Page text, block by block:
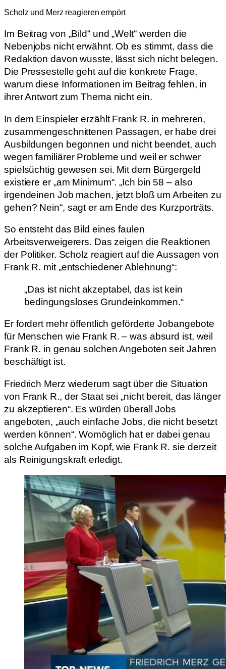
Scholz und Merz reagieren empört
Im Beitrag von „Bild“ und „Welt“ werden die
Nebenjobs nicht erwähnt. Ob es stimmt, dass die
Redaktion davon wusste, lässt sich nicht belegen.
Die Pressestelle geht auf die konkrete Frage,
warum diese Informationen im Beitrag fehlen, in
ihrer Antwort zum Thema nicht ein.
In dem Einspieler erzählt Frank R. in mehreren,
zusammengeschnittenen Passagen, er habe drei
Ausbildungen begonnen und nicht beendet, auch
wegen familiärer Probleme und weil er schwer
spielsüchtig gewesen sei. Mit dem Bürgergeld
existiere er „am Minimum“. „Ich bin 58 – also
irgendeinen Job machen, jetzt bloß um Arbeiten zu
gehen? Nein“, sagt er am Ende des Kurzporträts.
So entsteht das Bild eines faulen
Arbeitsverweigerers. Das zeigen die Reaktionen
der Politiker. Scholz reagiert auf die Aussagen von
Frank R. mit „entschiedener Ablehnung“:
„Das ist nicht akzeptabel, das ist kein
bedingungsloses Grundeinkommen.“
Er fordert mehr öffentlich geförderte Jobangebote
für Menschen wie Frank R. – was absurd ist, weil
Frank R. in genau solchen Angeboten seit Jahren
beschäftigt ist.
Friedrich Merz wiederum sagt über die Situation
von Frank R., der Staat sei „nicht bereit, das länger
zu akzeptieren“. Es würden überall Jobs
angeboten, „auch einfache Jobs, die nicht besetzt
werden können“. Womöglich hat er dabei genau
solche Aufgaben im Kopf, wie Frank R. sie derzeit
als Reinigungskraft erledigt.